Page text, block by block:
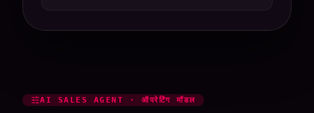
AI SALES AGENT · ऑपरेटिंग मॉडल